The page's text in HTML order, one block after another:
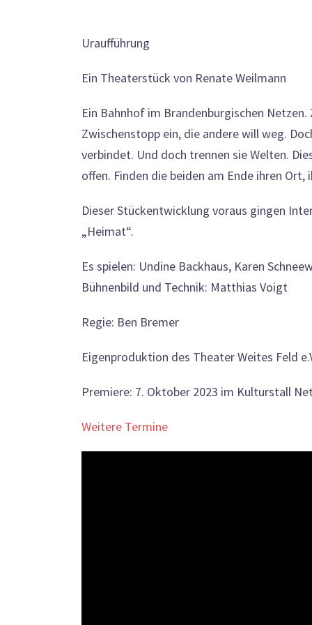
Uraufführung
Ein Theaterstück von Renate Weilmann
Ein Bahnhof im Brandenburgischen
Zwischenstopp ein, die andere will weg.
verbindet. Und doch trennen sie Welten.
offen. Finden die beiden am Ende ihren
Dieser Stückentwicklung voraus gingen
„Heimat“.
Es spielen: Undine Backhaus, Karen
Bühnenbild und Technik: Matthias Voigt
Regie: Ben Bremer
Eigenproduktion des Theater Weites Feld
Premiere: 7. Oktober 2023 im Kulturstall
Weitere Termine